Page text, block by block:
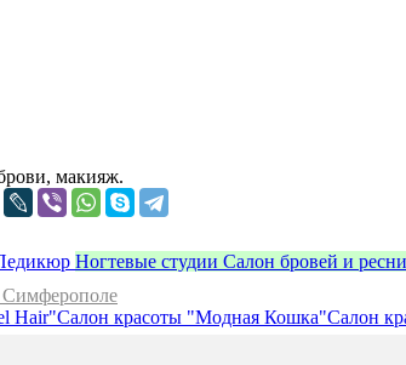
макияж.
Ногтевые студии Салон бровей и
Hair"Салон красоты "Модная Кошка"Салон